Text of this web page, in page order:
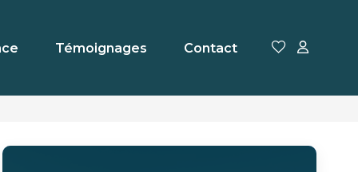
Témoignages Contact